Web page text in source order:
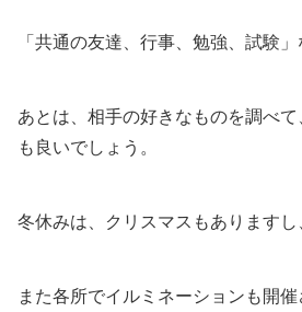
「共通の友達、行事、勉強、試験
あとは、相手の好きなものを調べ
も良いでしょう。
冬休みは、クリスマスもありますし
また各所でイルミネーションも開